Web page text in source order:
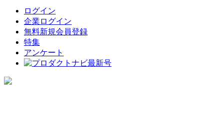
ログイン
企業ログイン
無料新規会員登録
特集
アンケート